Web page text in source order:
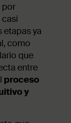
por
etapas ya
como
que
entre
proceso
y